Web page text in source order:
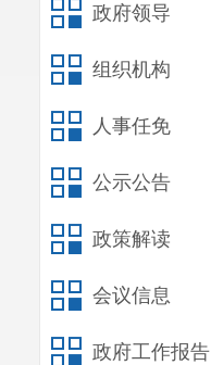
政府领导
组织机构
人事任免
公示公告
政策解读
会议信息
政府工作报告